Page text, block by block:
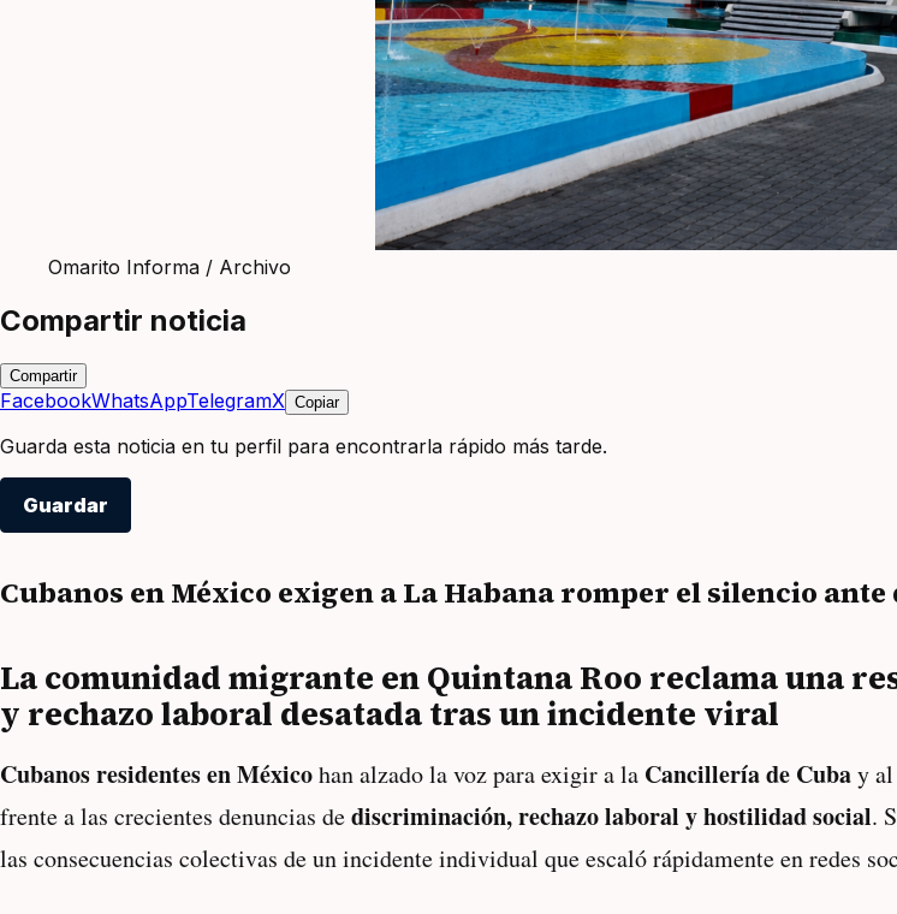
Omarito Informa / Archivo
Compartir noticia
Compartir
FacebookWhatsAppTelegramX Copiar
Guarda esta noticia en tu perfil para encontrarla rápido más tarde.
Guardar
Cubanos en México exigen a La Habana romper el silencio
La comunidad migrante en Quintana Roo reclama una
y rechazo laboral desatada tras un incidente viral
Cubanos residentes en Méxicohan alzado la voz para exigir a la Cancillería de Cubay al
frente a las crecientes denuncias dediscriminación, rechazo laboral y hostilidad social.
las consecuencias colectivas de un incidente individual que escaló rápidamente en redes